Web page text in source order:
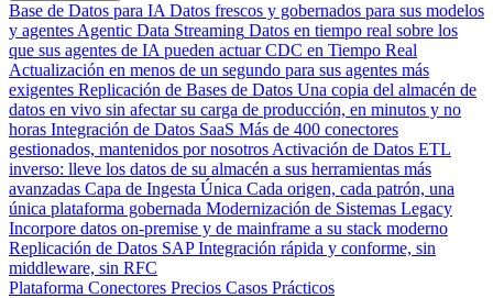
Base de Datos para IA Datos frescos y gobernados para sus modelos
y agentes Agentic Data Streaming Datos en tiempo real sobre los
que sus agentes de IA pueden actuar CDC en Tiempo Real
Actualización en menos de un segundo para sus agentes más
exigentes Replicación de Bases de Datos Una copia del almacén de
datos en vivo sin afectar su carga de producción, en minutos y no
horas Integración de Datos SaaS Más de 400 conectores
gestionados, mantenidos por nosotros Activación de Datos ETL
inverso: lleve los datos de su almacén a sus herramientas más
avanzadas Capa de Ingesta Única Cada origen, cada patrón, una
única plataforma gobernada Modernización de Sistemas Legacy
Incorpore datos on-premise y de mainframe a su stack moderno
Replicación de Datos SAP Integración rápida y conforme, sin
middleware, sin RFC
Plataforma Conectores Precios Casos Prácticos